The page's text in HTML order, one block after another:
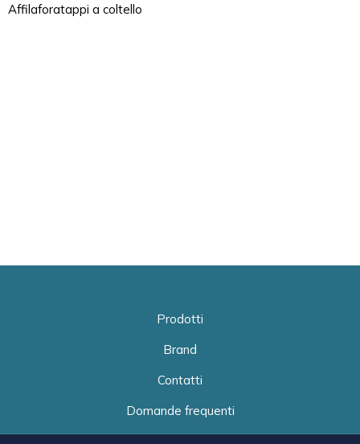
Affilaforatappi a coltello
Prodotti
Brand
Contatti
Domande frequenti